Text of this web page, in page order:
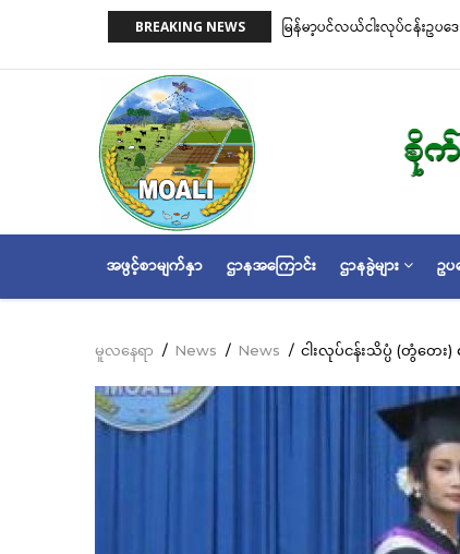
BREAKING NEWS
မြန်မာ့ပင်လယ်ငါးလုပ်ငန်းဥပဒေပုဒ်မ ၂၂ ပုဒ်မခွဲ(က)
MAIN
NAVIGATION
အဖွင့်စာမျက်နှာ ဌာနအကြောင်း ဌာနခွဲများ ဥပ
Breadcrumb
မူလနေရာ / News / News / ငါးလုပ်ငန်းသိပ္ပံ (တွံတေ